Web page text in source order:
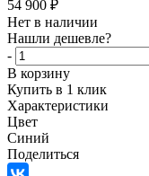
54 900 ₽
Нет в наличии
Нашли дешевле?
-
В корзину
Купить в 1 клик
Характеристики
Цвет
Синий
Поделиться